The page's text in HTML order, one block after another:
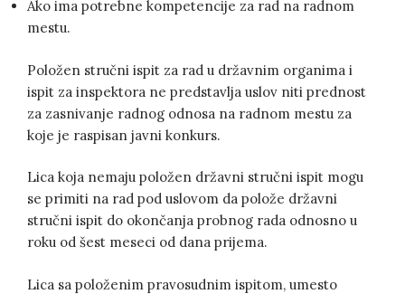
Ako ima potrebne kompetencije za rad na radnom
mestu.
Položen stručni ispit za rad u državnim organima i
ispit za inspektora ne predstavlja uslov niti prednost
za zasnivanje radnog odnosa na radnom mestu za
koje je raspisan javni konkurs.
Lica koja nemaju položen državni stručni ispit mogu
se primiti na rad pod uslovom da polože državni
stručni ispit do okončanja probnog rada odnosno u
roku od šest meseci od dana prijema.
Lica sa položenim pravosudnim ispitom, umesto